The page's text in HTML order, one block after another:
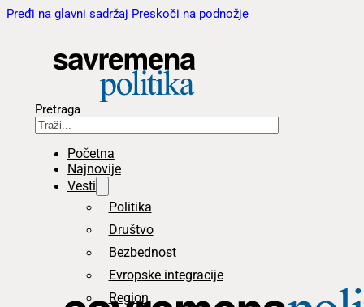
Pređi na glavni sadržaj Preskoči na podnožje
Pretraga
Početna
Najnovije
Vesti
Politika
Društvo
Bezbednost
Evropske integracije
Region